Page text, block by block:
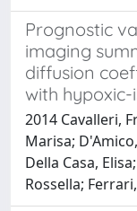
Prognostic
imaging
diffusion
with
2014 Cavalleri,
Marisa;
Della Casa,
Rossella;